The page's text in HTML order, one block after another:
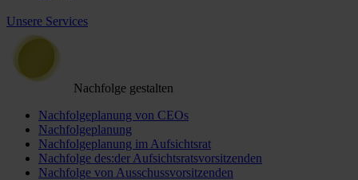
Unsere Services
Nachfolge gestalten
Nachfolgeplanung von CEOs
Nachfolgeplanung
Nachfolgeplanung im Aufsichtsrat
Nachfolge des:der Aufsichtsratsvorsitzenden
Nachfolge von Ausschussvorsitzenden